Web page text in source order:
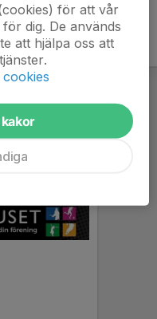
för att vår
dig. De används
att hjälpa oss att